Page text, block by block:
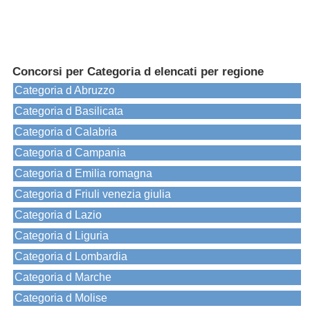
Concorsi per Categoria d elencati per regione
Categoria d Abruzzo
Categoria d Basilicata
Categoria d Calabria
Categoria d Campania
Categoria d Emilia romagna
Categoria d Friuli venezia giulia
Categoria d Lazio
Categoria d Liguria
Categoria d Lombardia
Categoria d Marche
Categoria d Molise